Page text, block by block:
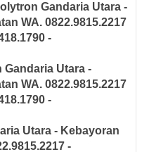
Gandaria Utara -
WA. 0822.9815.2217
-
Gandaria Utara -
WA. 0822.9815.2217
-
Utara - Kebayoran
-